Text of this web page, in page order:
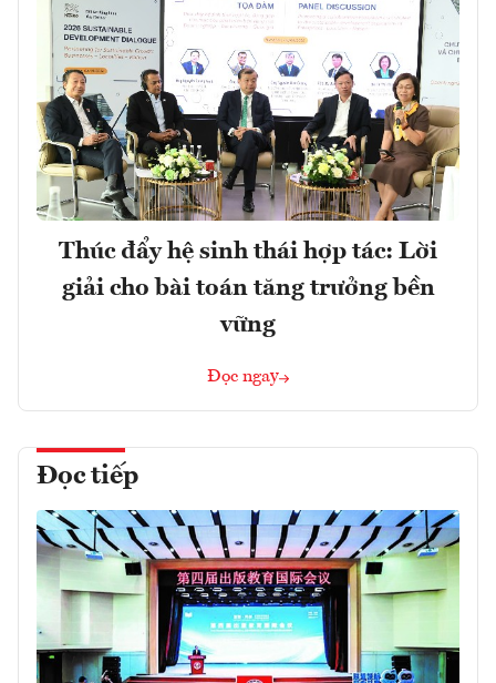
Thúc đẩy hệ sinh thái hợp tác: Lời
giải cho bài toán tăng trưởng bền
vững
Đọc ngay
Đọc tiếp